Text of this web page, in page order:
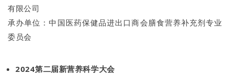
有限公司
承办单位：中国医药保健品进出口商会膳食营养补充剂专业
委员会
2024第二届新营养科学大会